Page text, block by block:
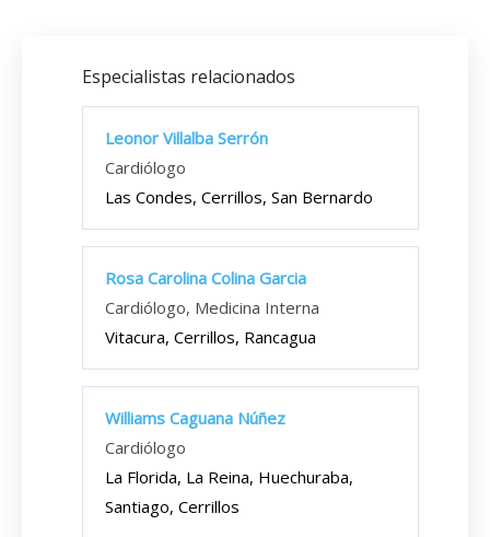
Especialistas relacionados
Leonor Villalba Serrón
Cardiólogo
Las Condes, Cerrillos, San Bernardo
Rosa Carolina Colina Garcia
Cardiólogo, Medicina Interna
Vitacura, Cerrillos, Rancagua
Williams Caguana Núñez
Cardiólogo
La Florida, La Reina, Huechuraba,
Santiago, Cerrillos